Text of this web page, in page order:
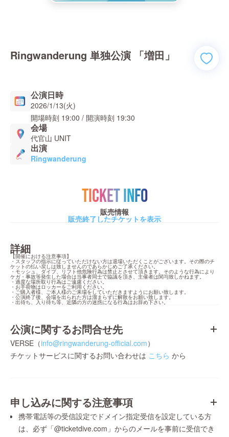
Ringwanderung 単独公演 「増田」
公演日時
2026/1/13(火)
開場時刻 19:00 / 開演時刻 19:30
会場
代官山 UNIT
出演
Ringwanderung
TICKET INFO
販売情報
販売終了したチケットを表示
詳細
【開催における注意事項】
・スタッフの指示に従っていただけない方は退場いただくことがございます。その際のチ
ケットの払い戻しは致しませんのであらかじめご了承ください。
・モッシュ、ダイブ、リフト他危険行為は禁止とさせて頂きます。そのような行為により
ケガ・事故等発生した場合は当事者同士で協議を頂き、主催者は関与致しかねます。
・過度な場所取り行為はご遠慮ください。
・お手荷物はロッカーをご利用ください。
・ご購入者様、ご本人様のご来場をしていただきますようにお願い致します。
・公演終了後、会場を出られた方は溜まらずに解散をお願い致します。
・出待ち、入り待ち等、近隣の方の迷惑になる行為はお辞め下さい。
公演に関するお問合せ先
VERSE（info@ringwanderung-official.com）
チケットサービスに関するお問い合わせは こちら から
申し込みに関する注意事項
携帯電話等の受信設定でドメイン指定受信を設定している方
は、必ず「@ticketdive.com」からのメールを事前に受信でき